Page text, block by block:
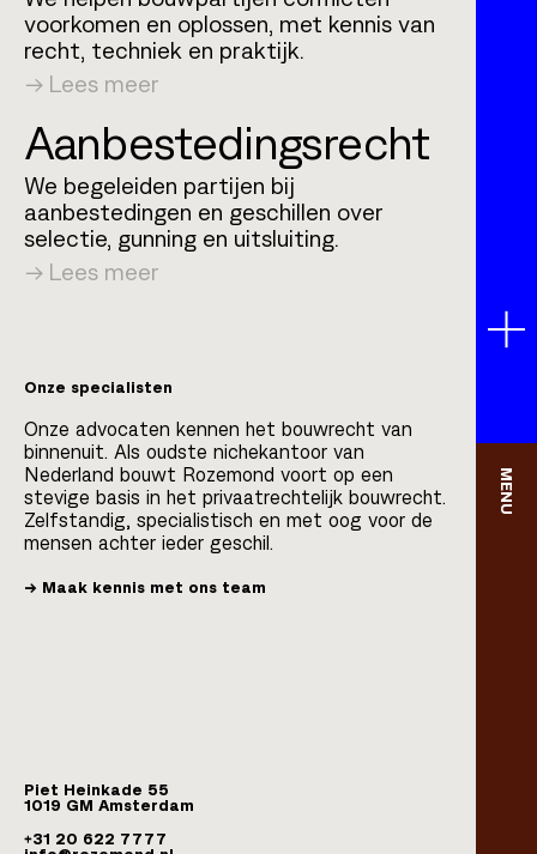
MENU
voorkomen en oplossen, met kennis van
recht, techniek en praktijk.
Lees meer
Aanbestedings­recht
We begeleiden partijen bij
aanbestedingen en geschillen over
selectie, gunning en uitsluiting.
Lees meer
Onze specialisten
Onze advocaten kennen het bouwrecht van
binnenuit. Als oudste nichekantoor van
Nederland bouwt Rozemond voort op een
stevige basis in het privaatrechtelijk bouwrecht.
Zelfstandig, specialistisch en met oog voor de
mensen achter ieder geschil.
Maak kennis met ons team
Piet Heinkade 55
1019 GM Amsterdam
+31 20 622 7777